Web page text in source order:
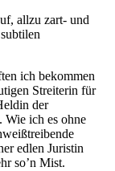
allzu zart- und
ich bekommen
Streiterin für
der
Wie ich es ohne
edlen Juristin
so’n Mist.